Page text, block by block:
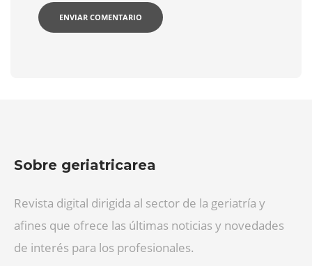
Sobre geriatricarea
Revista digital dirigida al sector de la geriatría y
afines que ofrece las últimas noticias y novedades
de interés para los profesionales.